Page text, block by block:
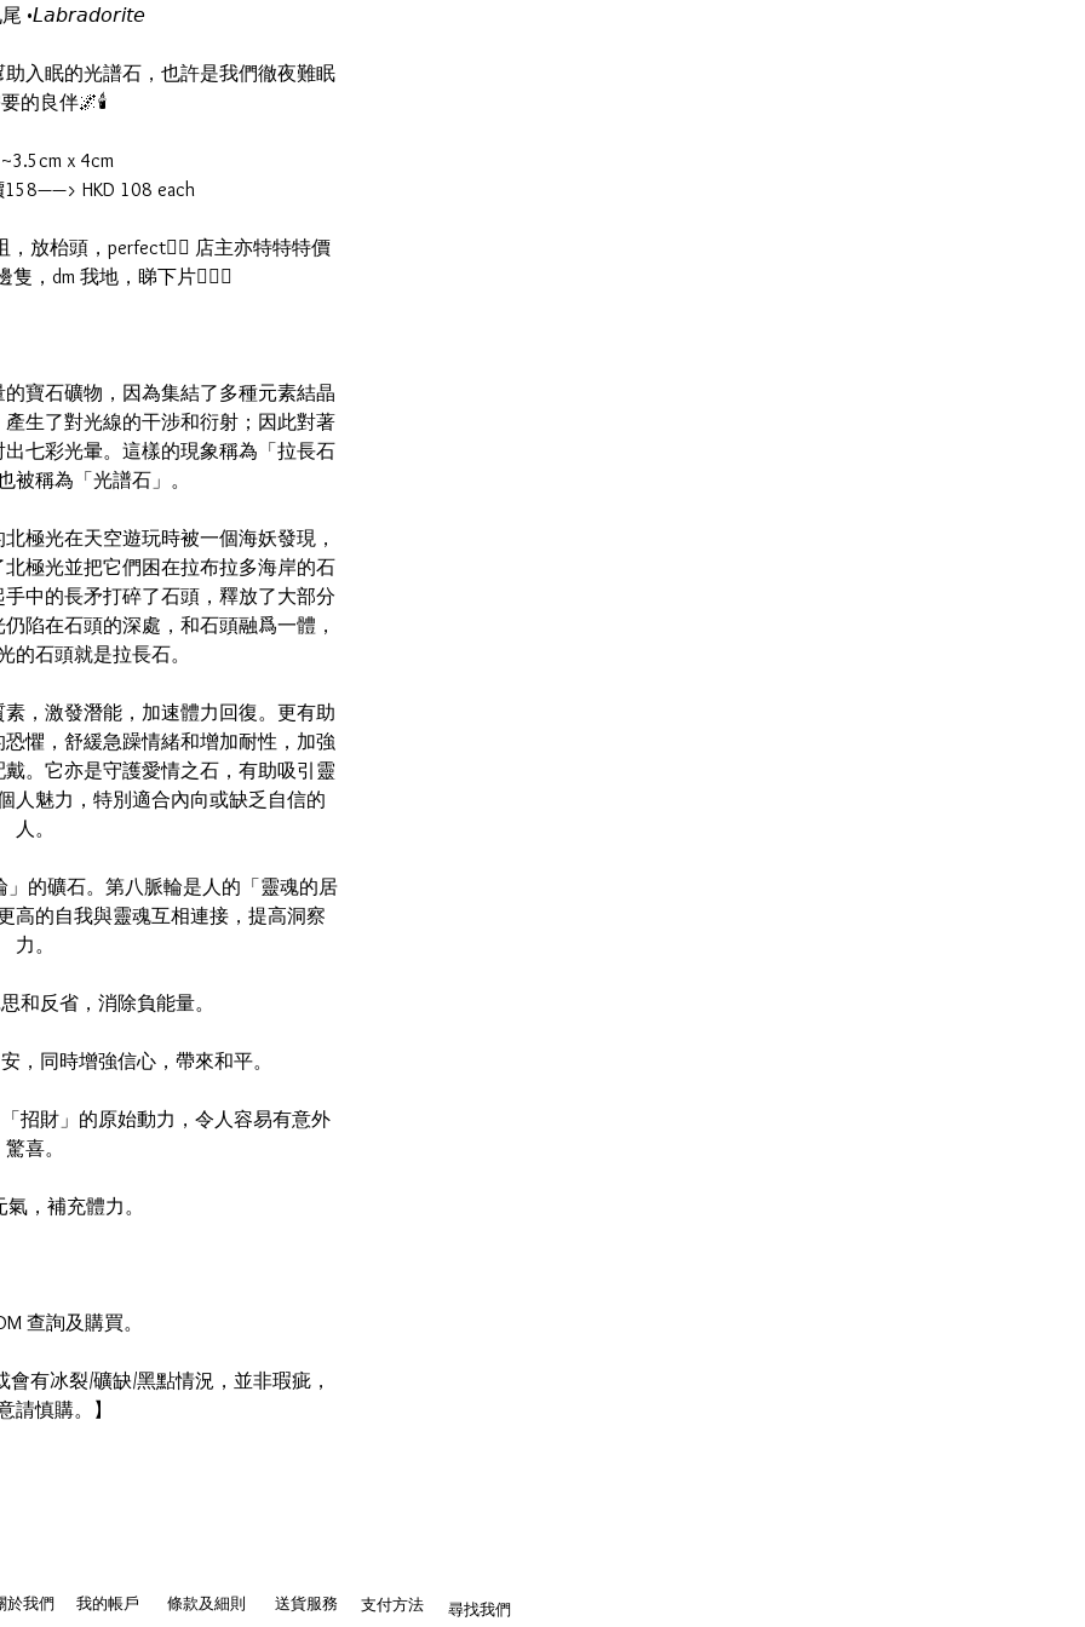
•𝘓𝘢𝘣𝘳𝘢𝘥𝘰𝘳𝘪𝘵𝘦
入眠的光譜石，也許是我們徹夜難眠
的良伴🌌🕯
x 4cm
158——> HKD 108 each
放枱頭，perfect👍🏻 店主亦特特特價
，dm 我地，睇下片🙆🏼‍♂️
寶石礦物，因為集結了多種元素結晶
生了對光線的干涉和衍射；因此對著
七彩光暈。這樣的現象稱為「拉長石
被稱為「光譜石」。
極光在天空遊玩時被一個海妖發現，
極光並把它們困在拉布拉多海岸的石
中的長矛打碎了石頭，釋放了大部分
陷在石頭的深處，和石頭融爲一體，
的石頭就是拉長石。
，激發潛能，加速體力回復。更有助
懼，舒緩急躁情緒和增加耐性，加強
。它亦是守護愛情之石，有助吸引靈
人魅力，特別適合內向或缺乏自信的
人。
」的礦石。第八脈輪是人的「靈魂的居
高的自我與靈魂互相連接，提高洞察
力。
和反省，消除負能量。
，同時增強信心，帶來和平。
招財」的原始動力，令人容易有意外
驚喜。
氣，補充體力。
查詢及購買。
有冰裂/礦缺/黑點情況，並非瑕疵，
請慎購。】
於我們 我的帳戶 條款及細則 送貨服務 支付方法 尋找我們